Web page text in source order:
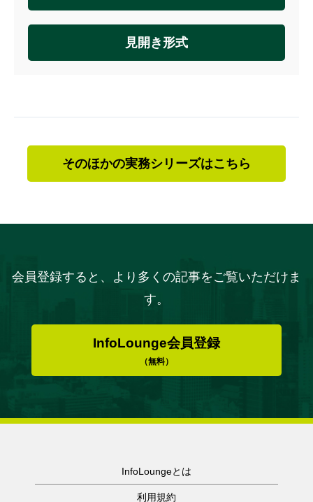
見開き形式
そのほかの実務シリーズはこちら
会員登録すると、より多くの記事をご覧いただけま
す。
InfoLounge会員登録
（無料）
InfoLoungeとは
利用規約